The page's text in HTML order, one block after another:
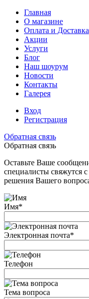
Главная
О магазине
Оплата и Доставка
Акции
Услуги
Блог
Наш шоурум
Новости
Контакты
Галерея
Вход
Регистрация
Обратная связь
Обратная связь
Оставьте Ваше
специалисты свяжутся
решения Вашего
Имя*
Электронная почта*
Телефон
Тема вопроса